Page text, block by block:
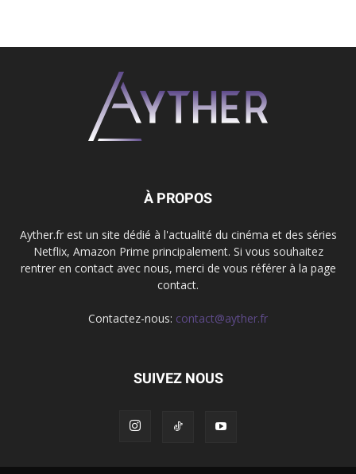
À PROPOS
Ayther.fr est un site dédié à l'actualité du cinéma et des séries
Netflix, Amazon Prime principalement. Si vous souhaitez
rentrer en contact avec nous, merci de vous référer à la page
contact.
Contactez-nous: contact@ayther.fr
SUIVEZ NOUS